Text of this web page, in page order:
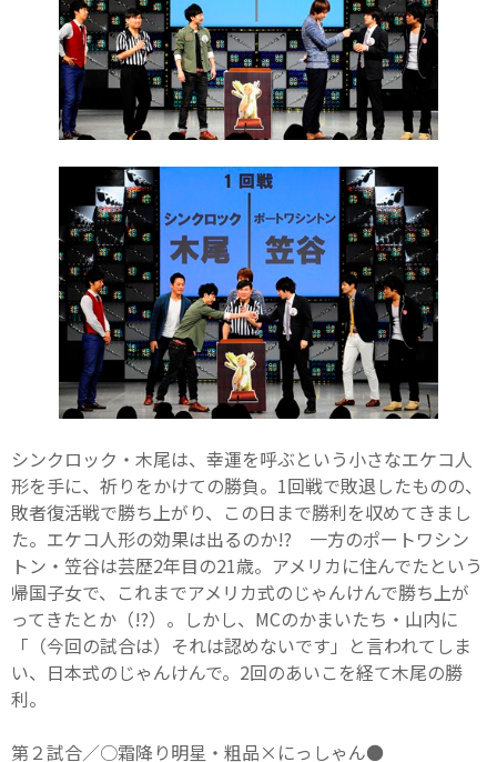
シンクロック・木尾は、幸運を呼ぶという小さなエケコ人
形を手に、祈りをかけての勝負。1回戦で敗退したものの、
敗者復活戦で勝ち上がり、この日まで勝利を収めてきまし
た。エケコ人形の効果は出るのか!? 一方のポートワシン
トン・笠谷は芸歴2年目の21歳。アメリカに住んでたという
帰国子女で、これまでアメリカ式のじゃんけんで勝ち上が
ってきたとか（!?）。しかし、MCのかまいたち・山内に
「（今回の試合は）それは認めないです」と言われてしま
い、日本式のじゃんけんで。2回のあいこを経て木尾の勝
利。
第２試合／○霜降り明星・粗品×にっしゃん●